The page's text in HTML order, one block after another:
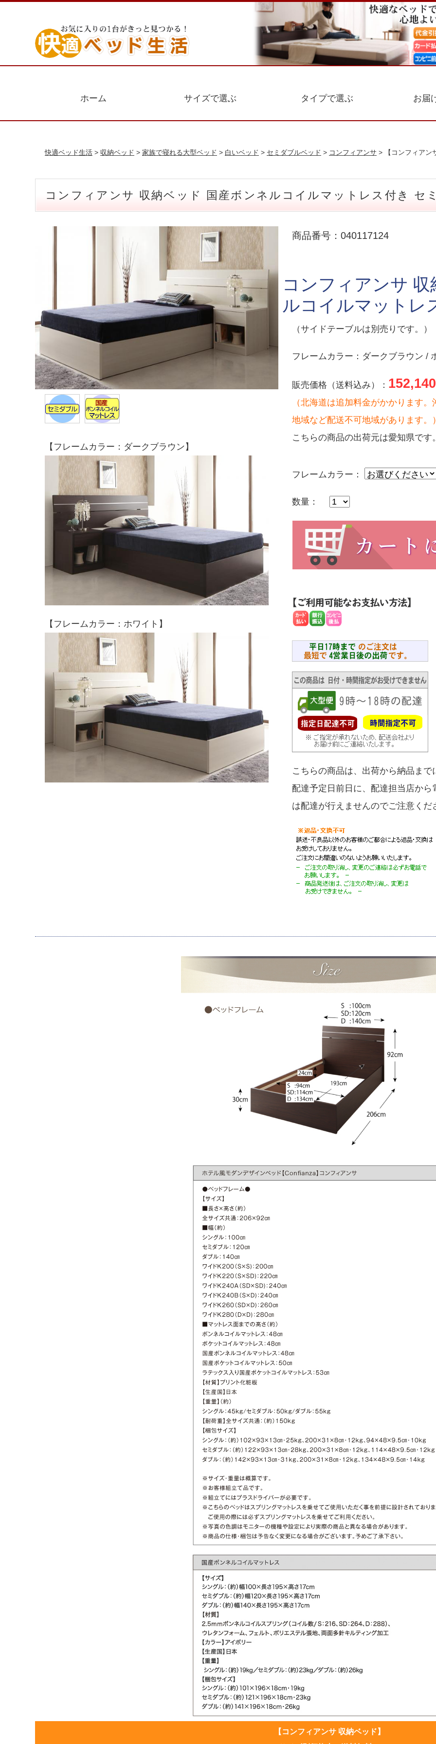
ホーム サイズで選ぶ タイプで選ぶ お届
快適ベッド生活 > 収納ベッド > 家族で寝れる大型ベッド > 白いベッド > セミダブルベッド > コンフィアンサ > 【コンフィアン
コンフィアンサ 収納ベッド 国産ボンネルコイルマットレス付き セ
【フレームカラー：ダークブラウン】
【フレームカラー：ホワイト】
商品番号：040117124
コンフィアンサ
ルコイルマットレ
（サイドテーブルは別売りです。）
フレームカラー：ダークブラウン /
販売価格（送料込み）： 152,140
（北海道は追加料金がかかります
地域など配送不可地域があります。
こちらの商品の出荷元は愛知県です
フレームカラー：
数量：
こちらの商品は、出荷から納品ま
配達予定日前日に、配達担当店か
は配達が行えませんのでご注意くだ
【コンフィアンサ 収納ベッド】